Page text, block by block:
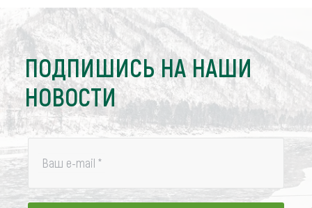
ПОДПИШИСЬ НА НАШИ
НОВОСТИ
Ваш e-mail *